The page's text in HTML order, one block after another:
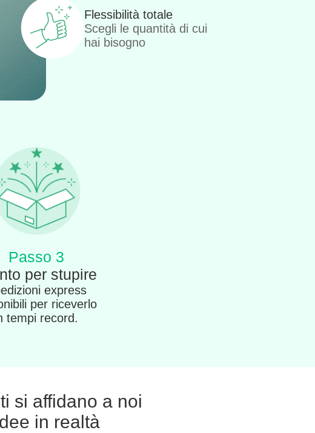
Flessibilità totale
Scegli le quantità di cui
hai bisogno
Passo 3
per stupire
express
per riceverlo
tempi record.
si affidano a noi
in realtà